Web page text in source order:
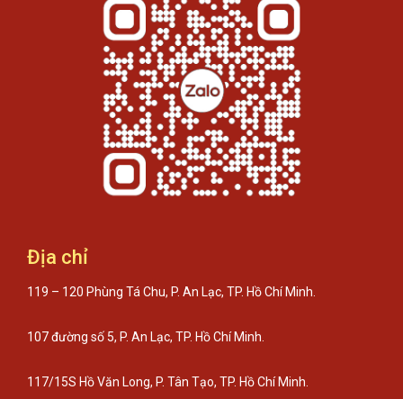
Địa chỉ
119 – 120 Phùng Tá Chu, P. An Lạc, TP. Hồ Chí Minh.
107 đường số 5, P. An Lạc, TP. Hồ Chí Minh.
117/15S Hồ Văn Long, P. Tân Tạo, TP. Hồ Chí Minh.